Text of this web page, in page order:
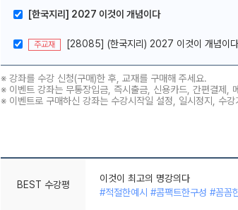
[한국지리] 2027 이것이 개념이다
주교재 [28085] (한국지리) 2027 이것이 개념이다
※ 강좌를 수강 신청(구매)한 후, 교재를 구매해 주세요.
※ 이벤트 강좌는 무통장입금, 즉시출금, 신용카드, 간편결제,
※ 이벤트로 구매하신 강좌는 수강시작일 설정, 일시정지, 수
BEST 수강평
이것이 최고의 명강의다
#적절한예시 #콤팩트한구성 #꼼꼼